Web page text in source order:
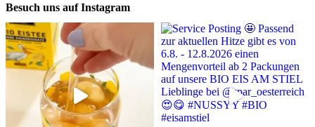
Besuch uns auf Instagram